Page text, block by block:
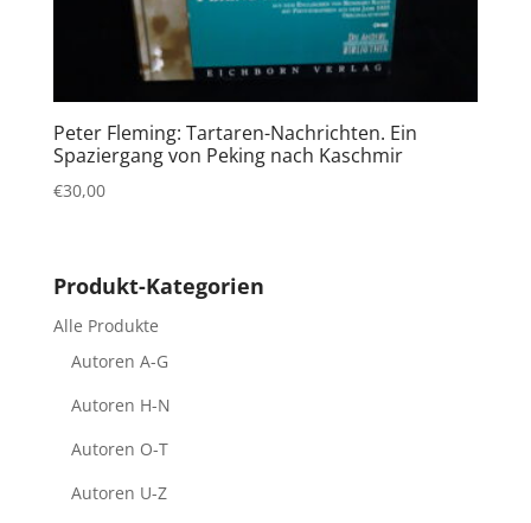
Peter Fleming: Tartaren-Nachrichten. Ein
Spaziergang von Peking nach Kaschmir
€30,00
Produkt-Kategorien
Alle Produkte
Autoren A-G
Autoren H-N
Autoren O-T
Autoren U-Z